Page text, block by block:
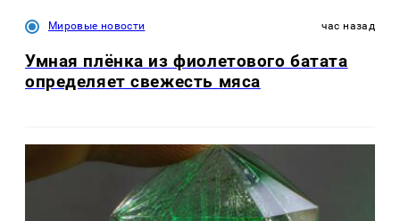
Мировые новости час назад
Умная плёнка из фиолетового батата
определяет свежесть мяса